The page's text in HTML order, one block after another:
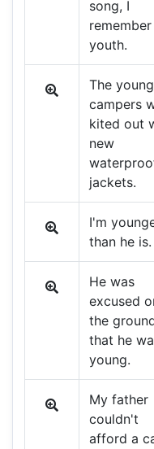
song, I
youth.
The young
campers
kited out
new
jackets.
I'm
than he is.
He was
excused
the
that he
young.
My father
couldn't
afford a